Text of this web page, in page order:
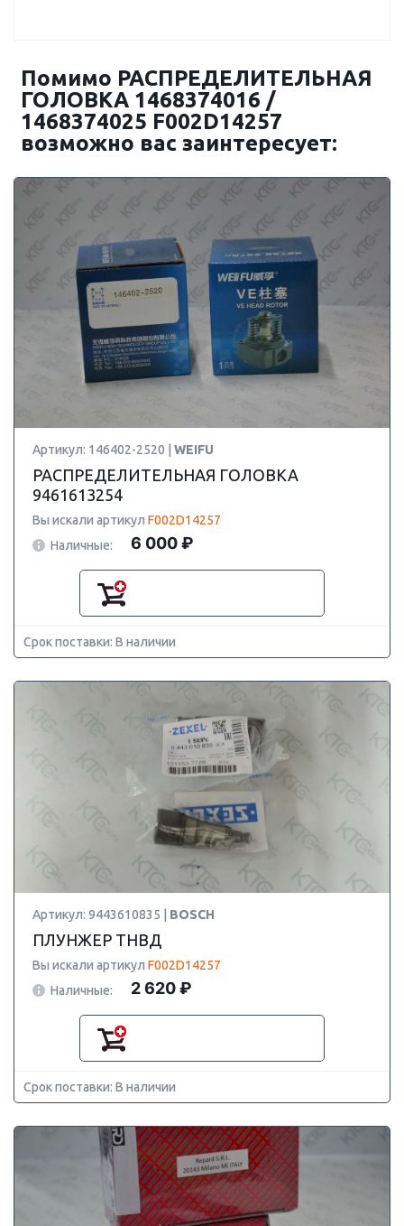
Помимо РАСПРЕДЕЛИТЕЛЬНАЯ
ГОЛОВКА 1468374016 /
1468374025 F002D14257
возможно вас заинтересует:
Артикул: 146402-2520 | WEIFU
РАСПРЕДЕЛИТЕЛЬНАЯ ГОЛОВКА
9461613254
Вы искали артикул F002D14257
Наличные:
6 000 ₽
Срок поставки: В наличии
Артикул: 9443610835 | BOSCH
ПЛУНЖЕР ТНВД
Вы искали артикул F002D14257
Наличные:
2 620 ₽
Срок поставки: В наличии